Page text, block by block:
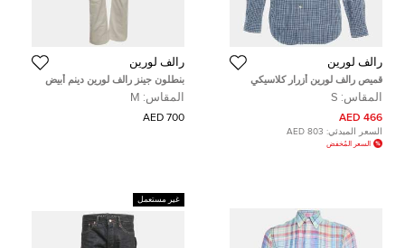
رالف لورين
قميص رالف لورين أزرار كلاسيكي
مقاس صغير نمط مربعات قطن أزرق
المقاس: S
466 AED
السعر المبدئي: 803 AED
السعر المُخفض
رالف لورين
بنطلون جينز رالف لورين دينم أبيض
قصّة مستقيمة مقاس متوسط
(ميديوم) خصر 32 بوصة
المقاس: M
700 AED
غير مستعمل